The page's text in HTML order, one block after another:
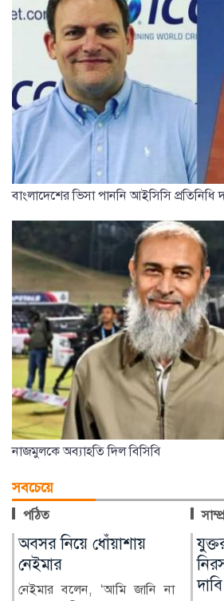
বাংলাদেশের ভিসা পাননি আইসিসি প্রতিনিধি
নাজমুলকে অব্যাহতি দিল বিসিবি
সবচেয়ে
পঠিত
যুক্তরাষ্ট্র-ইরান সংকট
নিরসনে কাতারের অগ্রগতি
দাবি
উত্থান